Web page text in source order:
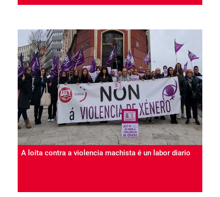
A loita contra a violencia machista é un labor diario